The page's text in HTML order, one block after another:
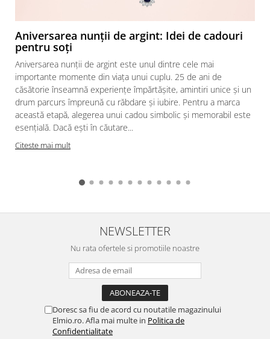
Aniversarea nunții de argint: Idei de cadouri
pentru soți
Aniversarea nunții de argint este unul dintre cele mai
importante momente din viața unui cuplu. 25 de ani de
căsătorie înseamnă experiențe împărtășite, amintiri unice și un
drum parcurs împreună cu răbdare și iubire. Pentru a marca
această etapă, alegerea unui cadou simbolic și memorabil este
esențială. Dacă ești în căutare...
Citeste mai mult
NEWSLETTER
Nu rata ofertele si promotiile noastre
Doresc sa fiu de acord cu noutatile magazinului
Elmio.ro. Afla mai multe in Politica de
Confidentialitate